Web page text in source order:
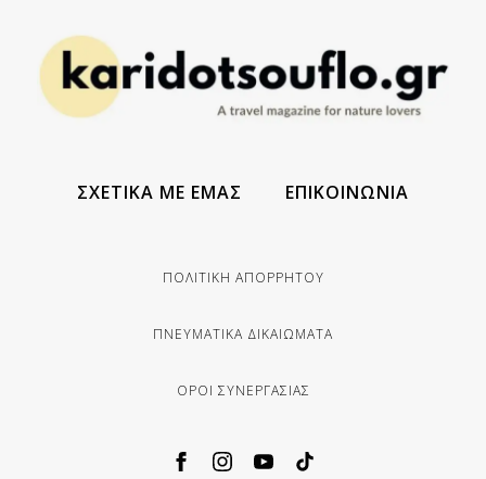
ΣΧΕΤΙΚΑ ΜΕ ΕΜΑΣ ΕΠΙΚΟΙΝΩΝΙΑ
ΠΟΛΙΤΙΚΗ ΑΠΟΡΡΗΤΟΥ
ΠΝΕΥΜΑΤΙΚΑ ΔΙΚΑΙΩΜΑΤΑ
ΟΡΟΙ ΣΥΝΕΡΓΑΣΙΑΣ